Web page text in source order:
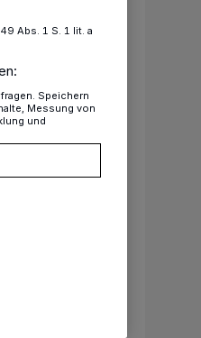
Abs. 1 S. 1 lit. a
Speichern
Messung von
und